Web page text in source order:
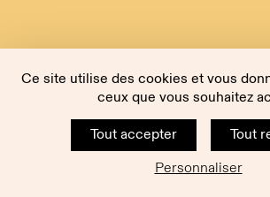
Ce site utilise des cookies et vous
ceux que vous souhaitez
Tout accepter
Tout
Personnaliser